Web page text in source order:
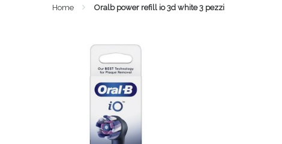
Home Oralb power refill io 3d white 3 pezzi
Drenanti e